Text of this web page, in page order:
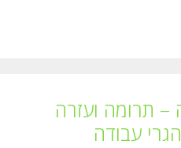
– תרומה ועזרה
עבודה